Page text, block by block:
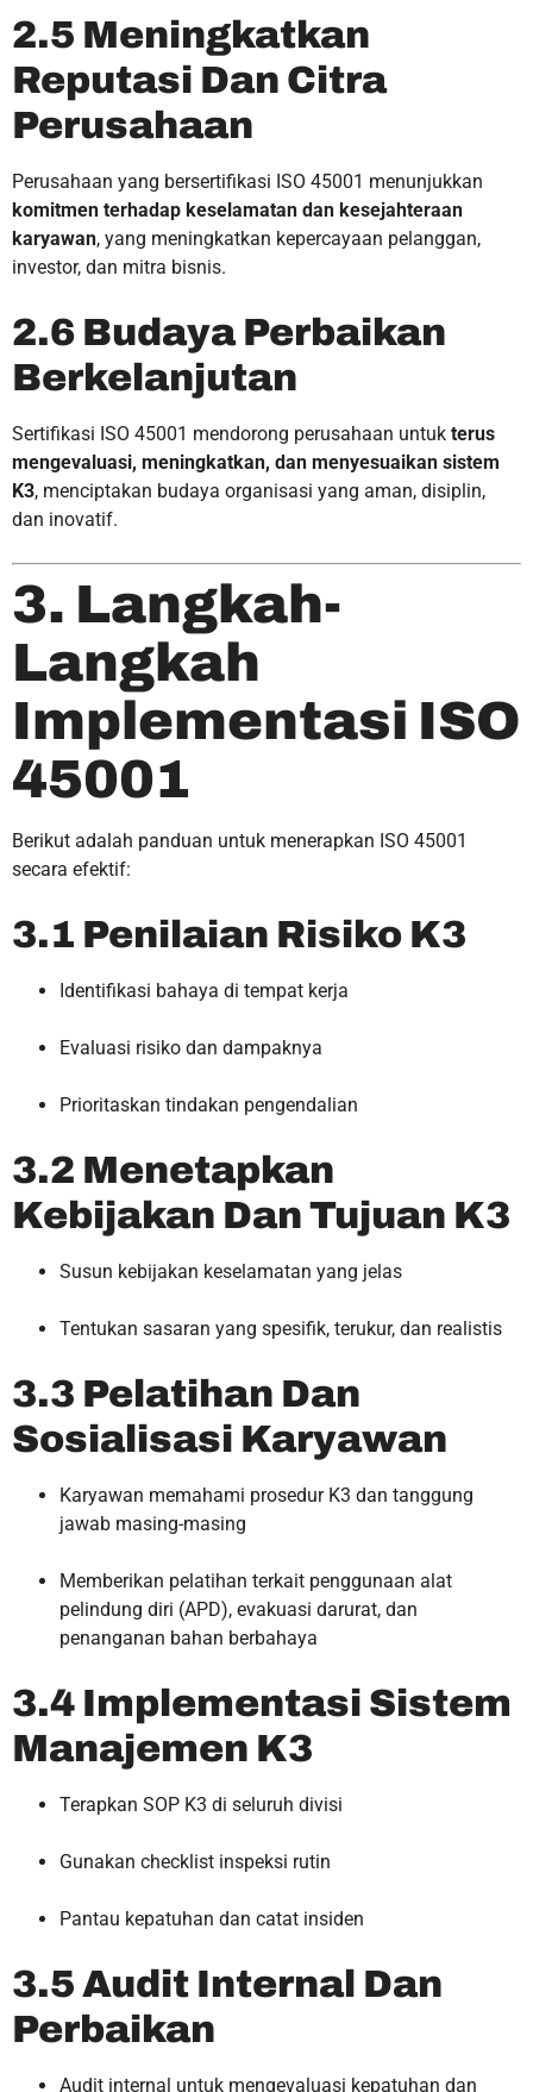
2.5 Meningkatkan
Reputasi Dan Citra
Perusahaan
Perusahaan yang bersertifikasi ISO 45001 menunjukkan
komitmen terhadap keselamatan dan kesejahteraan
karyawan, yang meningkatkan kepercayaan pelanggan,
investor, dan mitra bisnis.
2.6 Budaya Perbaikan
Berkelanjutan
Sertifikasi ISO 45001 mendorong perusahaan untuk terus
mengevaluasi, meningkatkan, dan menyesuaikan sistem
K3, menciptakan budaya organisasi yang aman, disiplin,
dan inovatif.
3. Langkah-
Langkah
Implementasi ISO
45001
Berikut adalah panduan untuk menerapkan ISO 45001
secara efektif:
3.1 Penilaian Risiko K3
Identifikasi bahaya di tempat kerja
Evaluasi risiko dan dampaknya
Prioritaskan tindakan pengendalian
3.2 Menetapkan
Kebijakan Dan Tujuan K3
Susun kebijakan keselamatan yang jelas
Tentukan sasaran yang spesifik, terukur, dan realistis
3.3 Pelatihan Dan
Sosialisasi Karyawan
Karyawan memahami prosedur K3 dan tanggung
jawab masing-masing
Memberikan pelatihan terkait penggunaan alat
pelindung diri (APD), evakuasi darurat, dan
penanganan bahan berbahaya
3.4 Implementasi Sistem
Manajemen K3
Terapkan SOP K3 di seluruh divisi
Gunakan checklist inspeksi rutin
Pantau kepatuhan dan catat insiden
3.5 Audit Internal Dan
Perbaikan
Audit internal untuk mengevaluasi kepatuhan dan